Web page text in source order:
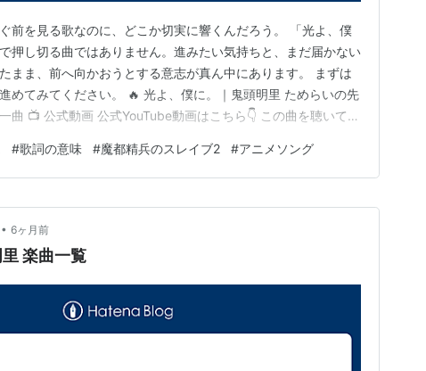
前を見る歌なのに、どこか切実に響くんだろう。 「光よ、僕
押し切る曲ではありません。進みたい気持ちと、まだ届かない
まま、前へ向かおうとする意志が真ん中にあります。 まずは
めてみてください。 🔥 光よ、僕に。｜鬼頭明里 ためらいの先
曲 📺 公式動画 公式YouTube動画はこちら👇 この曲を聴いて胸
でも楽しめます。 👉 原曲・関連はこちらをチェック 🎵 曲情
アーティス…
#歌詞の意味 #魔都精兵のスレイブ2 #アニメソング
• 6ヶ月前
里 楽曲一覧